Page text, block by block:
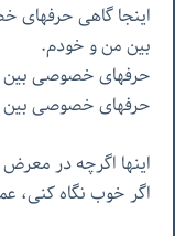
اینجا گاهی
بین من و خودم.
حرفهای خصوصی بین
حرفهای خصوصی بین
اینها اگرچه در
اگر خوب نگاه کنی،